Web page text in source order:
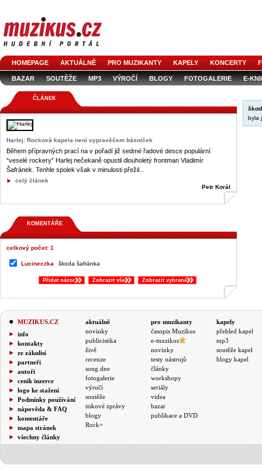
HOMEPAGE AKTUÁLNĚ PRO MUZIKANTY KAPELY KONCERTY
BAZAR SOUTĚŽE MP3 VÝROČÍ BLOGY FOTOGALERIE E-
ČLÁNEK
Harlej: Rocková kapela není vypravěčem básniček
Během přípravných prací na v pořadí již sedmé řadové desce populární
“veselé rockery” Harlej nečekaně opustil dlouholetý frontman Vladimír
Šafránek. Tenhle spolek však v minulosti přežil...
celý článek
Petr Korál
KOMENTÁŘE
celkový počet: 1
Lucineczka škoda šafránka
Přidat názor Zobrazit vše Zobrazit vybrané
byla
MUZIKUS.CZ
info
kontakty
ze zákulisí
partneři
autoři
ceník inzerce
logo ke stažení
Podmínky používání
nápověda & FAQ
komentáře
mapa stránek
všechny články
aktuálně
novinky
publicistika
živě
recenze
song dne
fotogalerie
výročí
soutěže
tiskové zprávy
blogy
Rock+
pro muzikanty
časopis Muzikus
e-muzikus
novinky
testy nástrojů
články
workshopy
seriály
videa
bazar
publikace a DVD
kapely
přehled kapel
mp3
soutěže kapel
blogy kapel